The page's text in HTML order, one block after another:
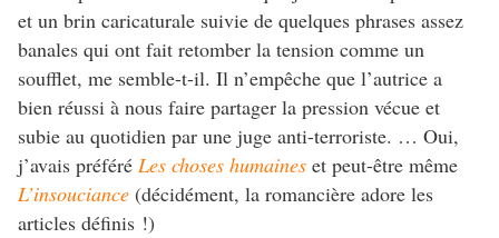
et un brin caricaturale suivie de quelques phrases assez
banales qui ont fait retomber la tension comme un
soufflet, me semble-t-il. Il n’empêche que l’autrice a
bien réussi à nous faire partager la pression vécue et
subie au quotidien par une juge anti-terroriste. … Oui,
j’avais préféré Les choses humaines et peut-être même
L’insouciance (décidément, la romancière adore les
articles définis !)